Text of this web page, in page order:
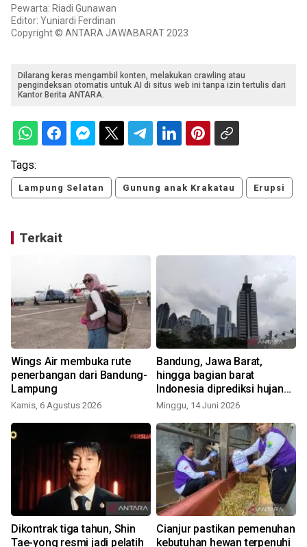
Pewarta: Riadi Gunawan
Editor: Yuniardi Ferdinan
Copyright © ANTARA JAWABARAT 2023
Dilarang keras mengambil konten, melakukan crawling atau
pengindeksan otomatis untuk AI di situs web ini tanpa izin tertulis dari
Kantor Berita ANTARA.
Tags:
Lampung Selatan Gunung anak Krakatau Erupsi
Terkait
Wings Air membuka rute
penerbangan dari Bandung-
Lampung
Kamis, 6 Agustus 2026
Bandung, Jawa Barat,
hingga bagian barat
Indonesia diprediksi hujan
hari Minggu ini
Minggu, 14 Juni 2026
Dikontrak tiga tahun, Shin
Tae-yong resmi jadi pelatih
Cianjur pastikan pemenuhan
kebutuhan hewan terpenuhi